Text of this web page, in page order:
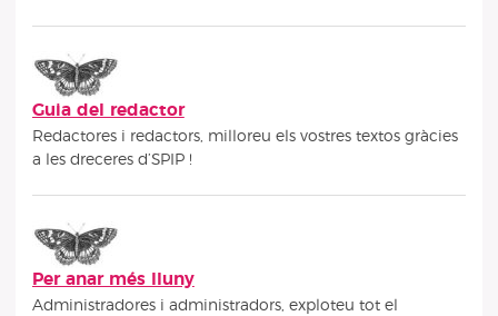
Guia del redactor
Redactores i redactors, milloreu els vostres textos gràcies
a les dreceres d’SPIP !
Per anar més lluny
Administradores i administradors, exploteu tot el